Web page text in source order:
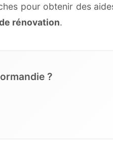
pour obtenir des
rénovation.
?